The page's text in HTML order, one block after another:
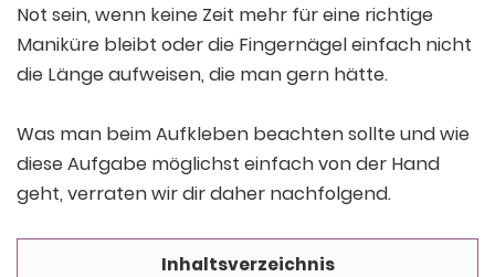
Not sein, wenn keine Zeit mehr für eine richtige
Maniküre bleibt oder die Fingernägel einfach nicht
die Länge aufweisen, die man gern hätte.
Was man beim Aufkleben beachten sollte und wie
diese Aufgabe möglichst einfach von der Hand
geht, verraten wir dir daher nachfolgend.
Inhaltsverzeichnis